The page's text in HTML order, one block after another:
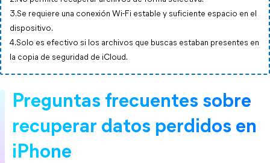
3.Se requiere una conexión Wi-Fi estable y suficiente espacio en el
dispositivo.
4.Solo es efectivo si los archivos que buscas estaban presentes en
la copia de seguridad de iCloud.
Preguntas frecuentes sobre
recuperar datos perdidos en
iPhone